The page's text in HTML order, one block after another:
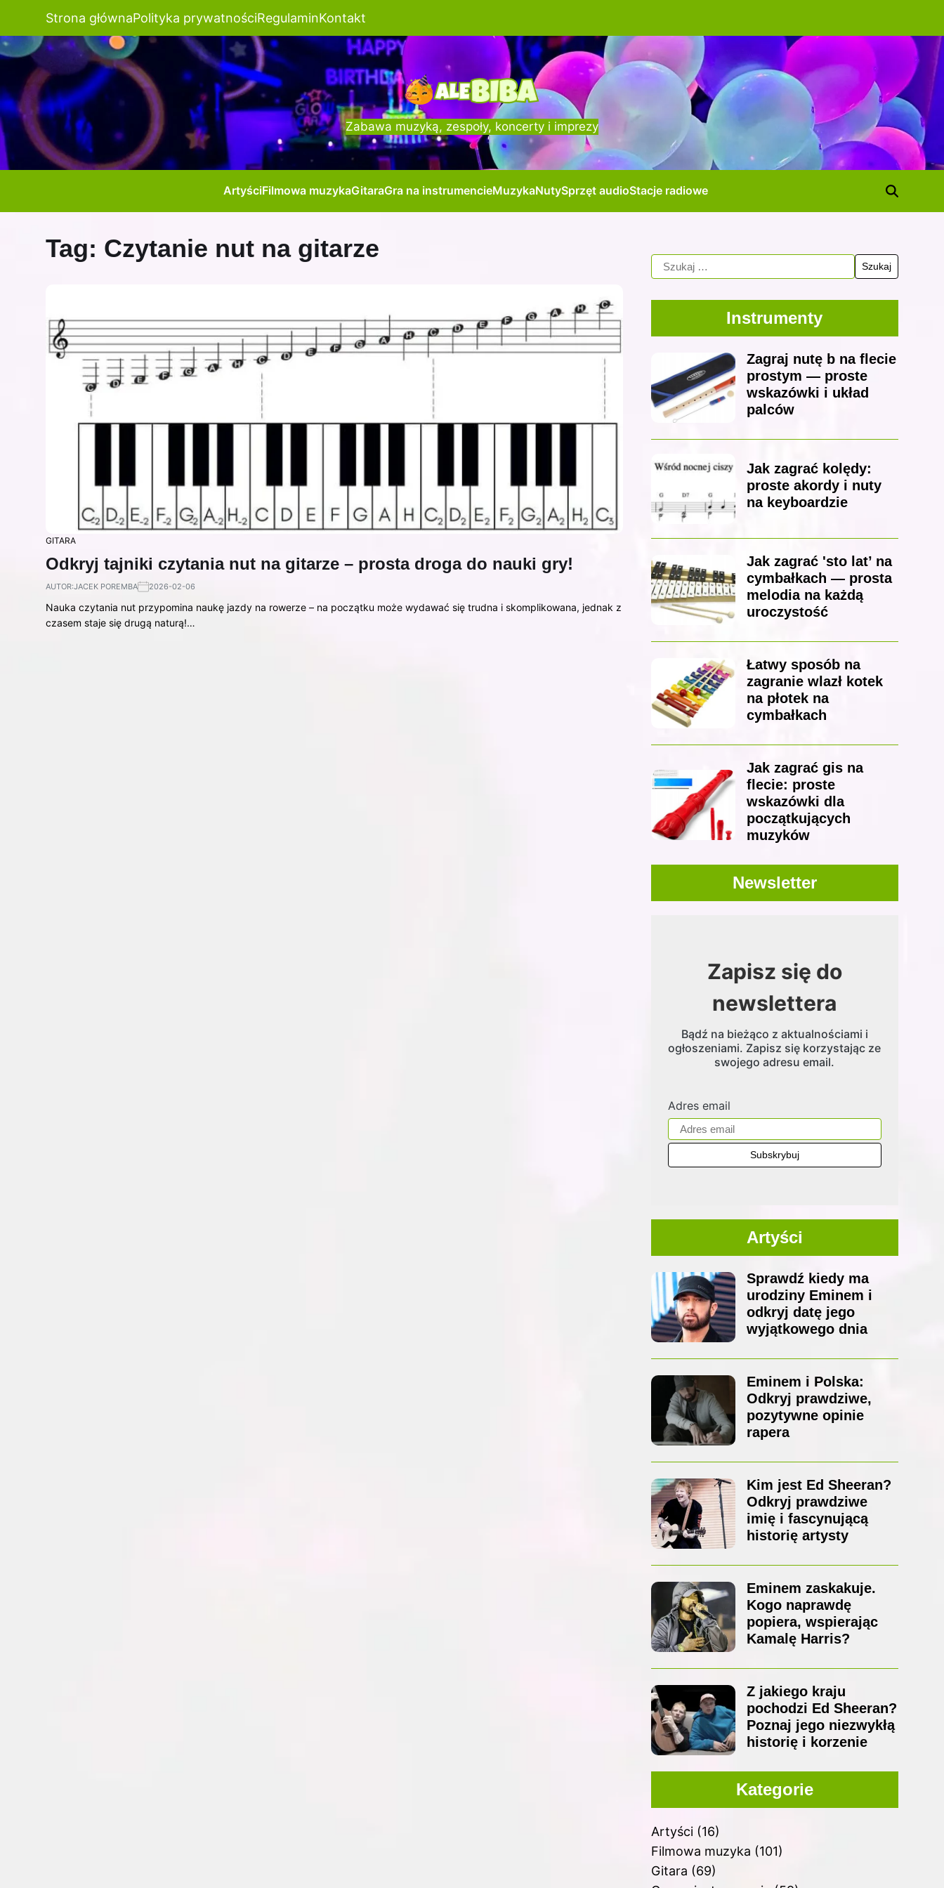
Strona głównaPolityka prywatnościRegulaminKontakt
Zabawa muzyką, zespoły, koncerty i imprezy
ArtyściFilmowa muzykaGitaraGra na instrumencieMuzykaNutySprzęt audioStacje radiowe
Tag: Czytanie nut na gitarze
GITARA
Odkryj tajniki czytania nut na gitarze – prosta droga do nauki gry!
AUTOR:JACEK POREMBA 2026-02-06
Nauka czytania nut przypomina naukę jazdy na rowerze – na początku może wydawać się trudna i skomplikowana, jednak z
czasem staje się drugą naturą!…
Instrumenty
Zagraj nutę b na flecie
prostym — proste
wskazówki i układ
palców
Jak zagrać kolędy:
proste akordy i nuty
na keyboardzie
Jak zagrać 'sto lat’ na
cymbałkach — prosta
melodia na każdą
uroczystość
Łatwy sposób na
zagranie wlazł kotek
na płotek na
cymbałkach
Jak zagrać gis na
flecie: proste
wskazówki dla
początkujących
muzyków
Newsletter
Zapisz się do
newslettera
Bądź na bieżąco z aktualnościami i
ogłoszeniami. Zapisz się korzystając ze
swojego adresu email.
Adres email
Artyści
Sprawdź kiedy ma
urodziny Eminem i
odkryj datę jego
wyjątkowego dnia
Eminem i Polska:
Odkryj prawdziwe,
pozytywne opinie
rapera
Kim jest Ed Sheeran?
Odkryj prawdziwe
imię i fascynującą
historię artysty
Eminem zaskakuje.
Kogo naprawdę
popiera, wspierając
Kamalę Harris?
Z jakiego kraju
pochodzi Ed Sheeran?
Poznaj jego niezwykłą
historię i korzenie
Kategorie
Artyści(16)
Filmowa muzyka (101)
Gitara (69)